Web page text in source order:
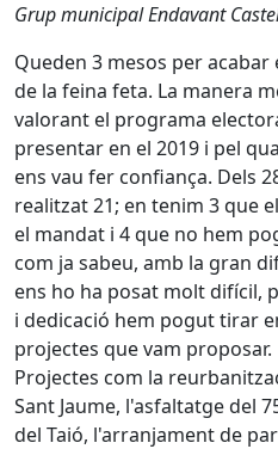
Grup municipal Endavant
Queden 3 mesos per
de la feina feta. La manera
valorant el programa
presentar en el 2019 i pel
ens vau fer confiança. Dels
realitzat 21; en tenim 3 que
el mandat i 4 que no hem
com ja sabeu, amb la gran
ens ho ha posat molt difícil,
i dedicació hem pogut tirar
projectes que vam proposar.
Projectes com la
Sant Jaume, l'asfaltatge del
del Taió, l'arranjament de